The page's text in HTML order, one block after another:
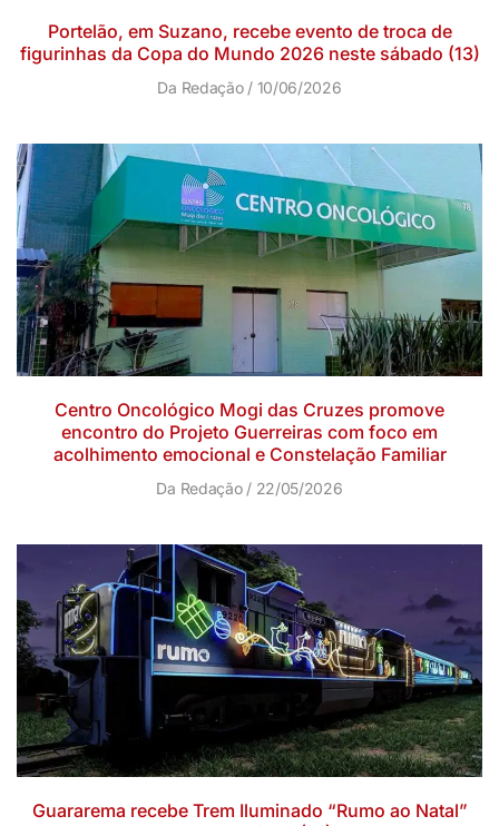
Portelão, em Suzano, recebe evento de troca de
figurinhas da Copa do Mundo 2026 neste sábado (13)
Da Redação 10/06/2026
Centro Oncológico Mogi das Cruzes promove
encontro do Projeto Guerreiras com foco em
acolhimento emocional e Constelação Familiar
Da Redação 22/05/2026
Guararema recebe Trem Iluminado “Rumo ao Natal”